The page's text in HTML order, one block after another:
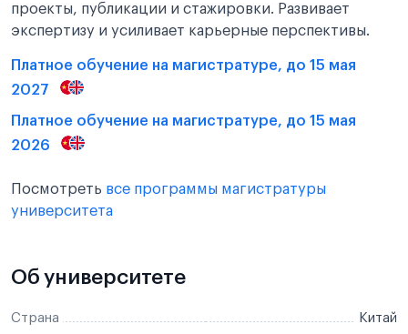
проекты, публикации и стажировки. Развивает
экспертизу и усиливает карьерные перспективы.
Платное обучение на магистратуре, до 15 мая
2027
Платное обучение на магистратуре, до 15 мая
2026
Посмотреть все программы магистратуры
университета
Об университете
Страна Китай